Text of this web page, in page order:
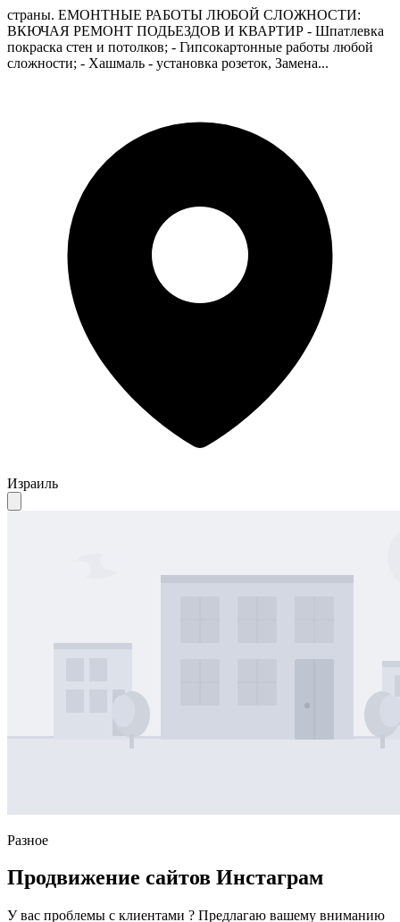
страны. ЕМОНТНЫЕ РАБОТЫ ЛЮБОЙ СЛОЖНОСТИ:
ВКЮЧАЯ РЕМОНТ ПОДЬЕЗДОВ И КВАРТИР - Шпатлевка
покраска стен и потолков; - Гипсокартонные работы любой
сложности; - Хашмаль - установка розеток, Замена...
Израиль
Разное
Продвижение сайтов Инстаграм
У вас проблемы с клиентами ? Предлагаю вашему вниманию